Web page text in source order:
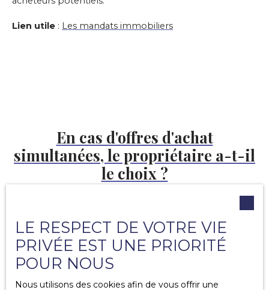
Lien utile : Les mandats immobiliers
En cas d'offres d'achat
simultanées, le propriétaire a-t-il
le choix ?
Une offre d'achat au prix est prioritaire seulement si elle
précède les autres offres d'achat d'une journée ou plus.
Dans cette situation, le vendeur doit obligatoirement
privilégier cette offre d'achat.
LE RESPECT DE VOTRE VIE
PRIVÉE EST UNE PRIORITÉ
POUR NOUS
Nous utilisons des cookies afin de vous offrir une